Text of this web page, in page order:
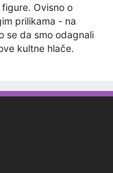
Ovisno o
prilikama - na
se da smo odagnali
kultne hlače.